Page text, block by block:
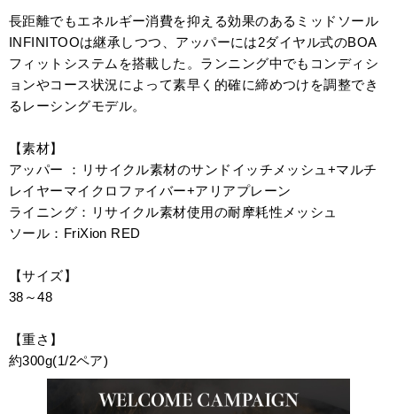
長距離でもエネルギー消費を抑える効果のあるミッドソール
INFINITOOは継承しつつ、アッパーには2ダイヤル式のBOA
フィットシステムを搭載した。ランニング中でもコンディシ
ョンやコース状況によって素早く的確に締めつけを調整でき
るレーシングモデル。
【素材】
アッパー ：リサイクル素材のサンドイッチメッシュ+マルチ
レイヤーマイクロファイバー+アリアプレーン
ライニング：リサイクル素材使用の耐摩耗性メッシュ
ソール：FriXion RED
【サイズ】
38～48
【重さ】
約300g(1/2ペア)